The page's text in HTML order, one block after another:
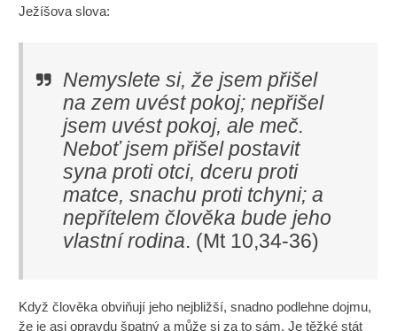
Ježíšova slova:
Nemyslete si, že jsem přišel
na zem uvést pokoj; nepřišel
jsem uvést pokoj, ale meč.
Neboť jsem přišel postavit
syna proti otci, dceru proti
matce, snachu proti tchyni; a
nepřítelem člověka bude jeho
vlastní rodina. (Mt 10,34-36)
Když člověka obviňují jeho nejbližší, snadno podlehne dojmu,
že je asi opravdu špatný a může si za to sám. Je těžké stát